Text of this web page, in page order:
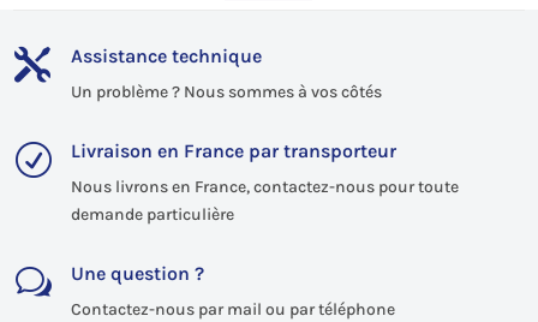
 Assistance technique
Un problème ? Nous sommes à vos côtés
R Livraison en France par transporteur
Nous livrons en France, contactez-nous pour toute
demande particulière
w Une question ?
Contactez-nous par mail ou par téléphone